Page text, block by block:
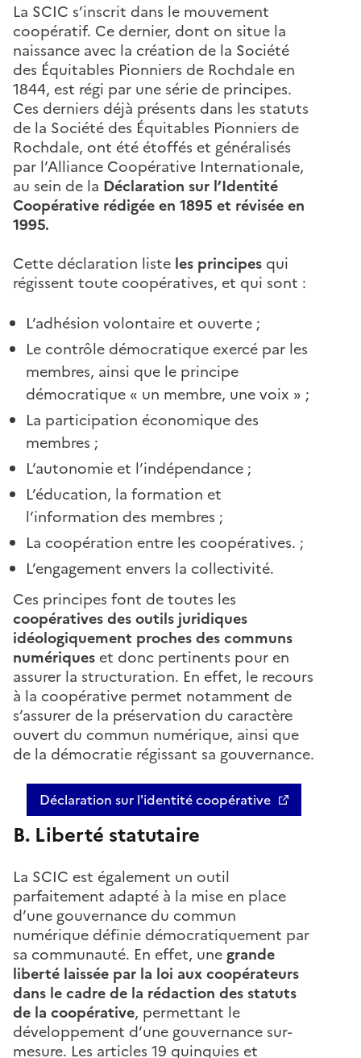
La SCIC s’inscrit dans le mouvement
coopératif. Ce dernier, dont on situe la
naissance avec la création de la Société
des Équitables Pionniers de Rochdale en
1844, est régi par une série de principes.
Ces derniers déjà présents dans les statuts
de la Société des Équitables Pionniers de
Rochdale, ont été étoffés et généralisés
par l’Alliance Coopérative Internationale,
au sein de la Déclaration sur l’Identité
Coopérative rédigée en 1895 et révisée en
1995.
Cette déclaration liste les principes qui
régissent toute coopératives, et qui sont :
L’adhésion volontaire et ouverte ;
Le contrôle démocratique exercé par les
membres, ainsi que le principe
démocratique « un membre, une voix » ;
La participation économique des
membres ;
L’autonomie et l’indépendance ;
L’éducation, la formation et
l’information des membres ;
La coopération entre les coopératives. ;
L’engagement envers la collectivité.
Ces principes font de toutes les
coopératives des outils juridiques
idéologiquement proches des communs
numériques et donc pertinents pour en
assurer la structuration. En effet, le recours
à la coopérative permet notamment de
s’assurer de la préservation du caractère
ouvert du commun numérique, ainsi que
de la démocratie régissant sa gouvernance.
Déclaration sur l'identité coopérative
B. Liberté statutaire
La SCIC est également un outil
parfaitement adapté à la mise en place
d’une gouvernance du commun
numérique définie démocratiquement par
sa communauté. En effet, unegrande
liberté laissée par la loi aux coopérateurs
dans le cadre de la rédaction des statuts
de la coopérative, permettant le
développement d’une gouvernance sur-
mesure. Les articles 19 quinquies et